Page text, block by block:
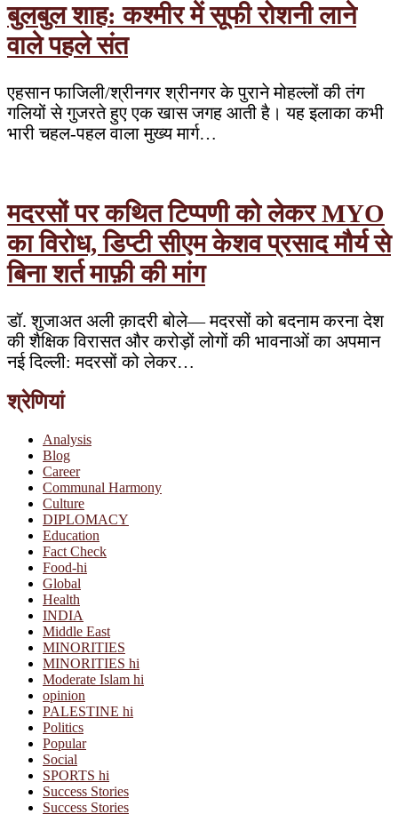
बुलबुल शाह: कश्मीर में सूफी रोशनी लाने
वाले पहले संत
एहसान फाजिली/श्रीनगर श्रीनगर के पुराने मोहल्लों की तंग
गलियों से गुजरते हुए एक खास जगह आती है। यह इलाका कभी
भारी चहल-पहल वाला मुख्य मार्ग…
मदरसों पर कथित टिप्पणी को लेकर MYO
का विरोध, डिप्टी सीएम केशव प्रसाद मौर्य से
बिना शर्त माफ़ी की मांग
डॉ. शुजाअत अली क़ादरी बोले— मदरसों को बदनाम करना देश
की शैक्षिक विरासत और करोड़ों लोगों की भावनाओं का अपमान
नई दिल्ली: मदरसों को लेकर…
श्रेणियां
Analysis
Blog
Career
Communal Harmony
Culture
DIPLOMACY
Education
Fact Check
Food-hi
Global
Health
INDIA
Middle East
MINORITIES
MINORITIES hi
Moderate Islam hi
opinion
PALESTINE hi
Politics
Popular
Social
SPORTS hi
Success Stories
Success Stories